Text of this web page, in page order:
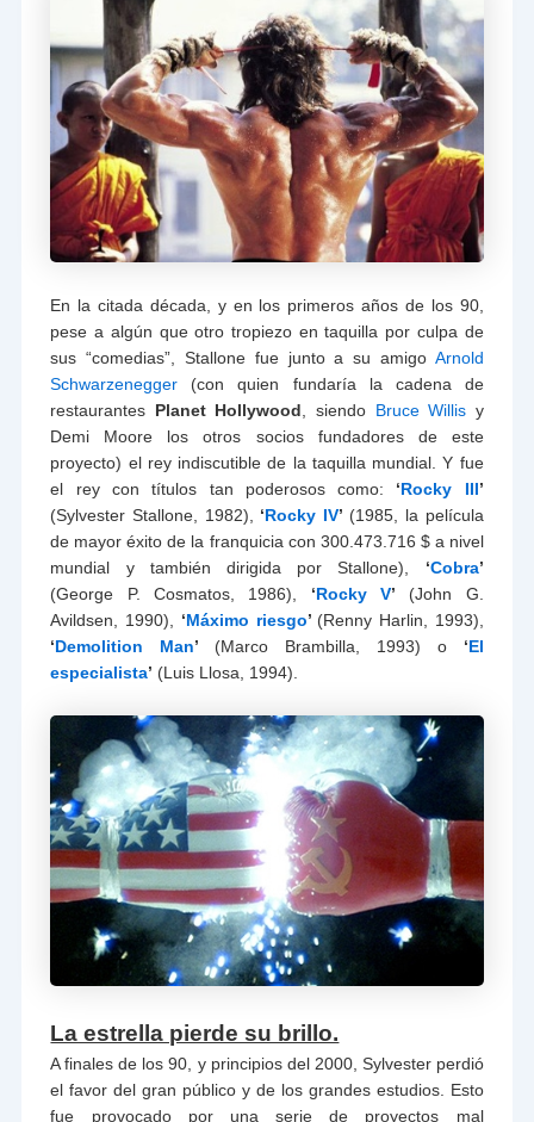
En la citada década, y en los primeros años de los 90,
pese a algún que otro tropiezo en taquilla por culpa de
sus “comedias”, Stallone fue junto a su amigo Arnold
Schwarzenegger (con quien fundaría la cadena de
restaurantes Planet Hollywood , siendo Bruce Willis y
Demi Moore los otros socios fundadores de este
proyecto) el rey indiscutible de la taquilla mundial. Y fue
el rey con títulos tan poderosos como: ‘Rocky III’
(Sylvester Stallone, 1982), ‘Rocky IV’ (1985, la película
de mayor éxito de la franquicia con 300.473.716 $ a nivel
mundial y también dirigida por Stallone), ‘Cobra’
(George P. Cosmatos, 1986), ‘Rocky V’ (John G.
Avildsen, 1990), ‘Máximo riesgo’ (Renny Harlin, 1993),
‘Demolition Man’ (Marco Brambilla, 1993) o ‘El
especialista’ (Luis Llosa, 1994).
La estrella pierde su brillo.
A finales de los 90, y principios del 2000, Sylvester perdió
el favor del gran público y de los grandes estudios. Esto
fue provocado por una serie de proyectos mal